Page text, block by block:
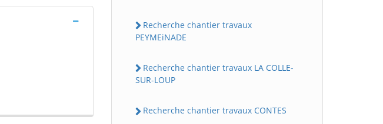
Recherche chantier travaux
PEYMEiNADE
Recherche chantier travaux LA COLLE-
SUR-LOUP
Recherche chantier travaux CONTES